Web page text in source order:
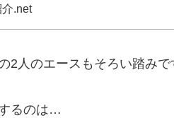
.net
2人のエースもそろい踏みで
るのは…